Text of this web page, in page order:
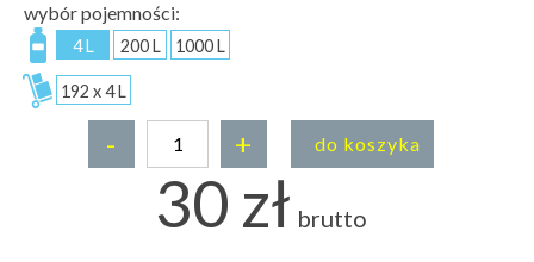
wybór pojemności:
4 L 200 L 1000 L
192 x 4 L
- + do koszyka
30 zł brutto